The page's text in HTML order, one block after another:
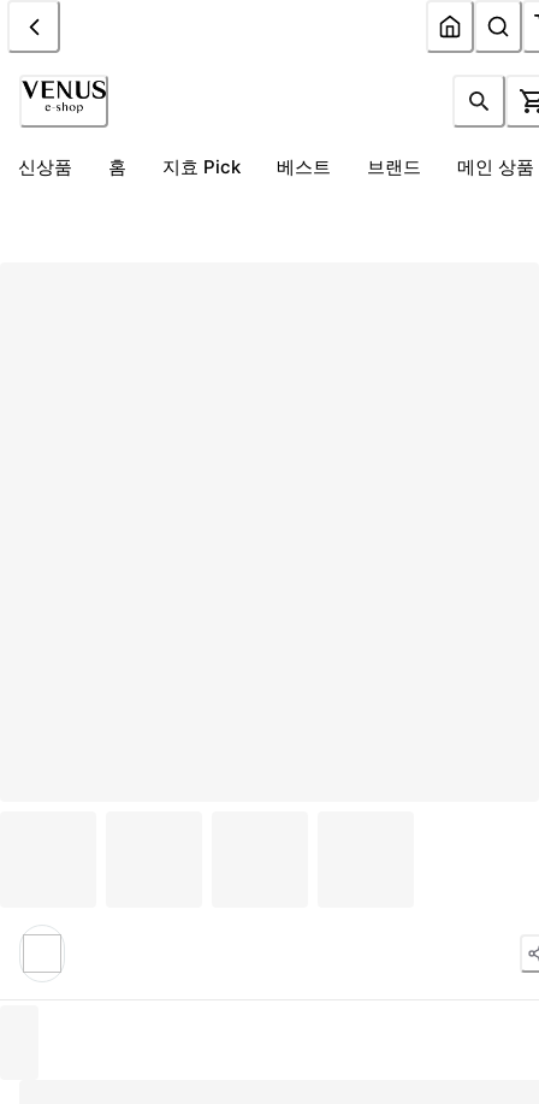
신상품 홈 지효 Pick 베스트 브랜드 메인 상품